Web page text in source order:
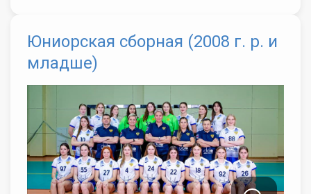
Юниорская сборная (2008 г. р. и
младше)